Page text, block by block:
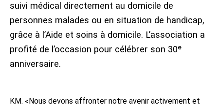
suivi médical directement au domicile de
personnes malades ou en situation de handicap,
grâce à l’Aide et soins à domicile. L’association a
profité de l’occasion pour célébrer son 30ᵉ
anniversaire.
KM. «Nous devons affronter notre avenir activement et